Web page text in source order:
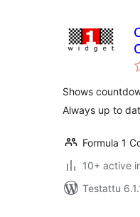
Shows
Always up to
Formula 1
10+ active
Testattu